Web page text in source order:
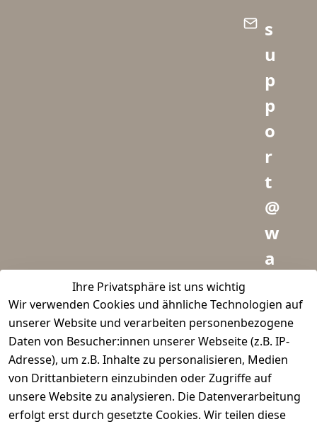
Ihre Privatsphäre ist uns wichtig
Wir verwenden Cookies und ähnliche Technologien auf
unserer Website und verarbeiten personenbezogene
Daten von Besucher:innen unserer Webseite (z.B. IP-
Adresse), um z.B. Inhalte zu personalisieren, Medien
von Drittanbietern einzubinden oder Zugriffe auf
unsere Website zu analysieren. Die Datenverarbeitung
erfolgt erst durch gesetzte Cookies. Wir teilen diese
s
u
p
p
o
r
t
@
w
a
d
m
e
i
s